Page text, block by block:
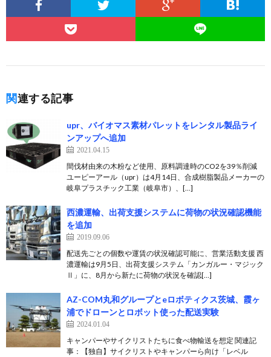
関連する記事
upr、バイオマス素材パレットをレンタル製品ライ
ンアップへ追加
2021.04.15
間伐材由来の木粉など使用、原料調達時のCO2を39％削減
ユーピーアール（upr）は4月14日、合成樹脂製品メーカーの
岐阜プラスチック工業（岐阜市）、[…]
西濃運輸、出荷支援システムに荷物の状況確認機能
を追加
2019.09.06
配送先ごとの個数や運賃の状況確認可能に、営業活動支援 西
濃運輸は9月5日、出荷支援システム「カンガルー・マジック
Ⅱ」に、8月から新たに荷物の状況を確認[…]
AZ-COM丸和グループとeロボティクス茨城、霞ヶ
浦でドローンとロボット使った配送実験
2024.01.04
キャンパーやサイクリストたちに食べ物輸送を想定 関連記
事：【独自】サイクリストやキャンパーら向け「レベル